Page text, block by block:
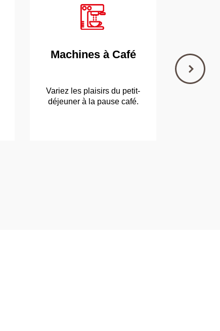
Machines à Café
Variez les plaisirs du petit-
déjeuner à la pause café.